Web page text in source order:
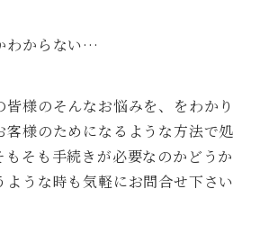
わからない…
様のそんなお悩みを、をわかり
客様のためになるような方法で処
もそも手続きが必要なのかどうか
ような時も気軽にお問合せ下さい